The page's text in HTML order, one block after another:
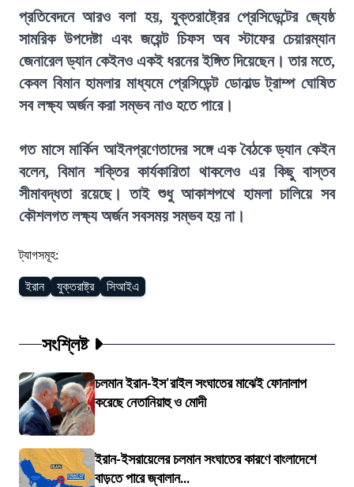
প্রতিবেদনে আরও বলা হয়, যুক্তরাষ্ট্রের প্রেসিডেন্টের জ্যেষ্ঠ
সামরিক উপদেষ্টা এবং জয়েন্ট চিফস অব স্টাফের চেয়ারম্যান
জেনারেল ড্যান কেইনও একই ধরনের ইঙ্গিত দিয়েছেন। তার মতে,
কেবল বিমান হামলার মাধ্যমে প্রেসিডেন্ট ডোনাল্ড ট্রাম্প ঘোষিত
সব লক্ষ্য অর্জন করা সম্ভব নাও হতে পারে।
গত মাসে মার্কিন আইনপ্রণেতাদের সঙ্গে এক বৈঠকে ড্যান কেইন
বলেন, বিমান শক্তির কার্যকারিতা থাকলেও এর কিছু বাস্তব
সীমাবদ্ধতা রয়েছে। তাই শুধু আকাশপথে হামলা চালিয়ে সব
কৌশলগত লক্ষ্য অর্জন সবসময় সম্ভব হয় না।
ট্যাগসমূহ:
ইরান যুক্তরাষ্ট্র সিআইএ
সংশ্লিষ্ট
চলমান ইরান-ইস'রাইল সংঘাতের মাঝেই ফোনালাপ
করেছে নেতানিয়াহু ও মোদী
ইরান-ইসরায়েলের চলমান সংঘাতের কারণে বাংলাদেশে
বাড়তে পারে জ্বালান...